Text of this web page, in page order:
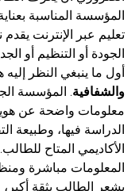
المؤسسة المناسبة
تعليم عبر الإنترنت
الجودة أو التنظيم أو
أول ما ينبغي النظر إليه
والشفافية. المؤسسة
معلومات واضحة عن
الدراسة فيها، وطبيعة
الأكاديمي المتاح
المعلومات مباشرة
يشعر الطالب بثقة أكبر،